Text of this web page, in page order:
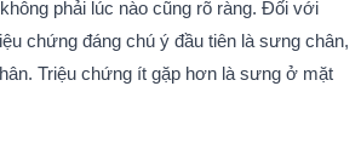
phải lúc nào cũng rõ ràng. Đối với
chứng đáng chú ý đầu tiên là sưng chân,
Triệu chứng ít gặp hơn là sưng ở mặt